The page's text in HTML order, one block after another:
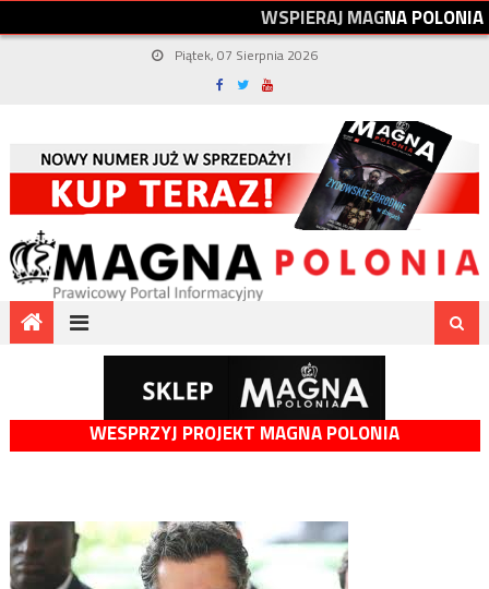
WSPIERAJMAGNAPOLONIA
Piątek, 07 Sierpnia 2026
WESPRZYJ PROJEKT MAGNA POLONIA